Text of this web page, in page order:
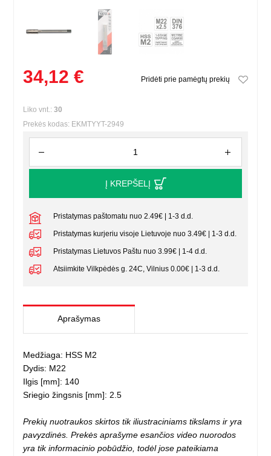
34,12 € Pridėti prie pamėgtų prekių
Liko vnt.:30
Prekės kodas: EKMTYYT-2949
Į KREPŠELĮ
Pristatymas paštomatu nuo 2.49€ | 1-3 d.d.
Pristatymas kurjeriu visoje Lietuvoje nuo 3.49€ | 1-3 d.d.
Pristatymas Lietuvos Paštu nuo 3.99€ | 1-4 d.d.
Atsiimkite Vilkpėdės g. 24C, Vilnius 0.00€ | 1-3 d.d.
Aprašymas
Medžiaga: HSS M2
Dydis: M22
Ilgis [mm]: 140
Sriegio žingsnis [mm]: 2.5
Prekių nuotraukos skirtos tik iliustraciniams tikslams ir yra
pavyzdinės. Prekės aprašyme esančios video nuorodos
yra tik informacinio pobūdžio, todėl jose pateikiama